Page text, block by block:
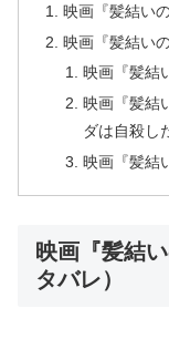
映画『髪結い
映画『髪結い
映画『髪結
映画『髪結
ダは自殺し
映画『髪結
映画『髪結
タバレ）